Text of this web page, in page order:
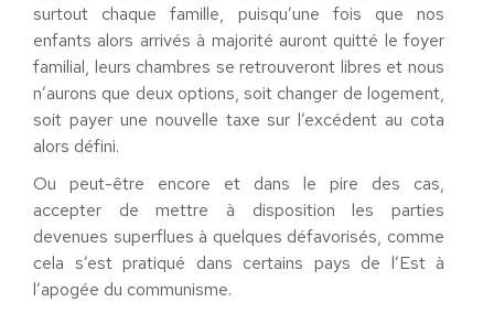
surtout chaque famille, puisqu’une fois que nos
enfants alors arrivés à majorité auront quitté le foyer
familial, leurs chambres se retrouveront libres et nous
n’aurons que deux options, soit changer de logement,
soit payer une nouvelle taxe sur l’excédent au cota
alors défini.
Ou peut-être encore et dans le pire des cas,
accepter de mettre à disposition les parties
devenues superflues à quelques défavorisés, comme
cela s’est pratiqué dans certains pays de l’Est à
l’apogée du communisme.